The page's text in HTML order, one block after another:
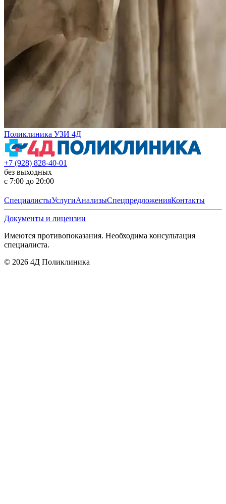
Поликлиника УЗИ 4Д
+7 (928) 828-40-01
без выходных
с 7:00 до 20:00
СпециалистыУслугиАнализыСпецпредложенияКонтакты
Документы и лицензии
Имеются противопоказания. Необходима консультация
специалиста.
© 2026 4Д Поликлиника